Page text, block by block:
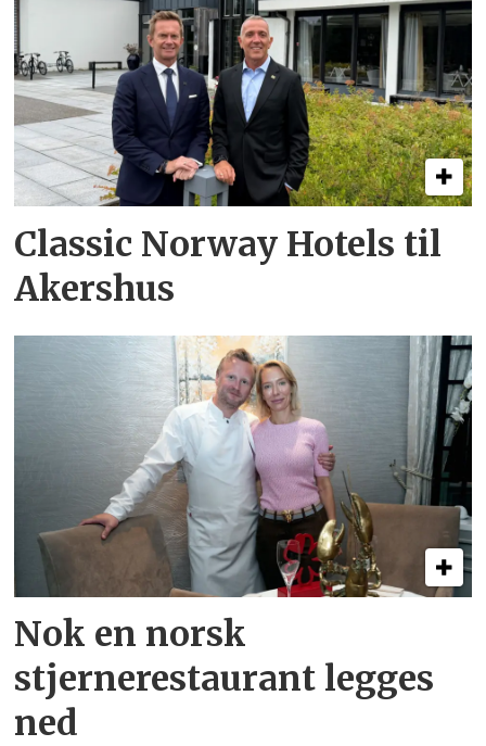
Classic Norway Hotels til
Akershus
Nok en norsk
stjernerestaurant legges
ned